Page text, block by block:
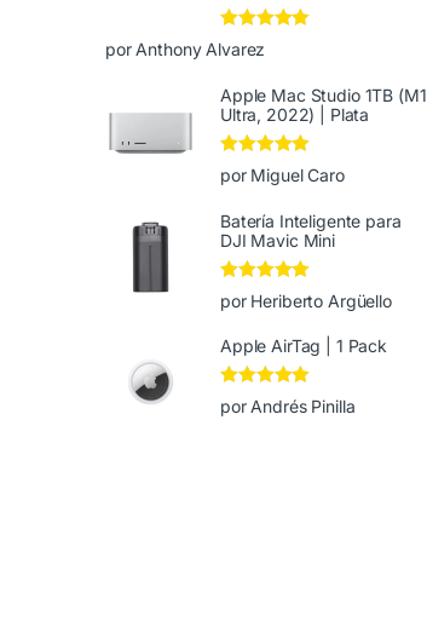
Valorado en
de 5
por Anthony Alvarez
Apple Mac Studio 1TB (M1
Ultra, 2022) | Plata
Valorado en 5
de 5
por Miguel Caro
Batería Inteligente para
DJI Mavic Mini
Valorado en
5
de 5
por Heriberto Argüello
Apple AirTag | 1 Pack
Valorado en5
de 5
por Andrés Pinilla